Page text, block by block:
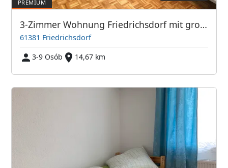
3-Zimmer Wohnung Friedrichsdorf mit großem Balkon TV's
61381 Friedrichsdorf
3-9 Osób
14,67 km